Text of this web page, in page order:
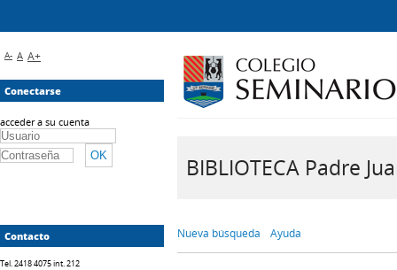
BIBLIOTECA Padre
Nueva búsqueda Ayuda
A- A A+
Conectarse
acceder a su cuenta
Contacto
Tel. 2418 4075 int. 212